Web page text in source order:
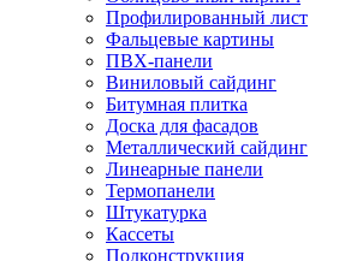
Профилированный лист
Фальцевые картины
ПВХ-панели
Виниловый сайдинг
Битумная плитка
Доска для фасадов
Металлический сайдинг
Линеарные панели
Термопанели
Штукатурка
Кассеты
Подконструкция